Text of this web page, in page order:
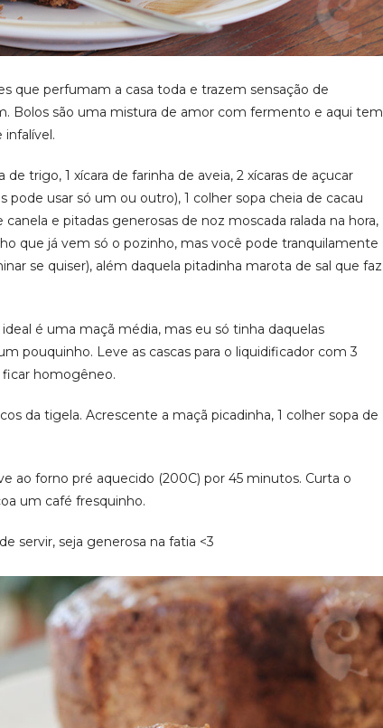
que perfumam a casa toda e trazem sensação de
Bolos são uma mistura de amor com fermento e aqui tem
infalível.
trigo, 1 xícara de farinha de aveia, 2 xícaras de açucar
pode usar só um ou outro), 1 colher sopa cheia de cacau
e pitadas generosas de noz moscada ralada na hora,
que já vem só o pozinho, mas você pode tranquilamente
se quiser), além daquela pitadinha marota de sal que faz
é uma maçã média, mas eu só tinha daquelas
pouquinho. Leve as cascas para o liquidificador com 3
ficar homogêneo.
da tigela. Acrescente a maçã picadinha, 1 colher sopa de
ao forno pré aquecido (200C) por 45 minutos. Curta o
um café fresquinho.
servir, seja generosa na fatia <3